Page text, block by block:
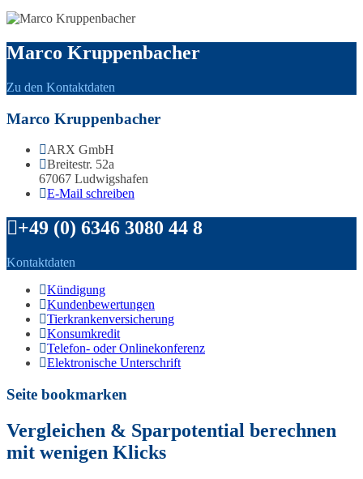
Marco Kruppenbacher
Zu den Kontaktdaten
Marco Kruppenbacher
ARX GmbH
Breitestr. 52a
67067 Ludwigshafen
E-Mail schreiben
+49 (0) 6346 3080 44 8
Kontaktdaten
Kündigung
Kundenbewertungen
Tierkrankenversicherung
Konsumkredit
Telefon- oder Onlinekonferenz
Elektronische Unterschrift
Seite bookmarken
Vergleichen & Sparpotential berechnen
mit wenigen Klicks